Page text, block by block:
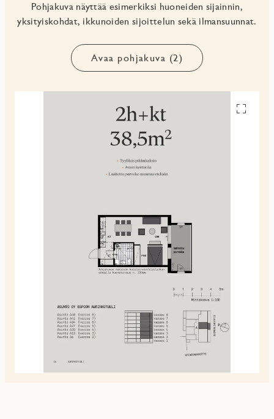
Pohjakuva näyttää esimerkiksi huoneiden sijainnin,
yksityiskohdat, ikkunoiden sijoittelun sekä ilmansuunnat.
Avaa pohjakuva (2)
Avaa